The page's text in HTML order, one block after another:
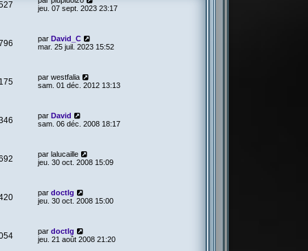
jeu. 07 sept. 2023 23:17
par David_C
mar. 25 juil. 2023 15:52
par westfalia
sam. 01 déc. 2012 13:13
par David
sam. 06 déc. 2008 18:17
par lalucaille
jeu. 30 oct. 2008 15:09
par doctlg
jeu. 30 oct. 2008 15:00
par doctlg
jeu. 21 août 2008 21:20